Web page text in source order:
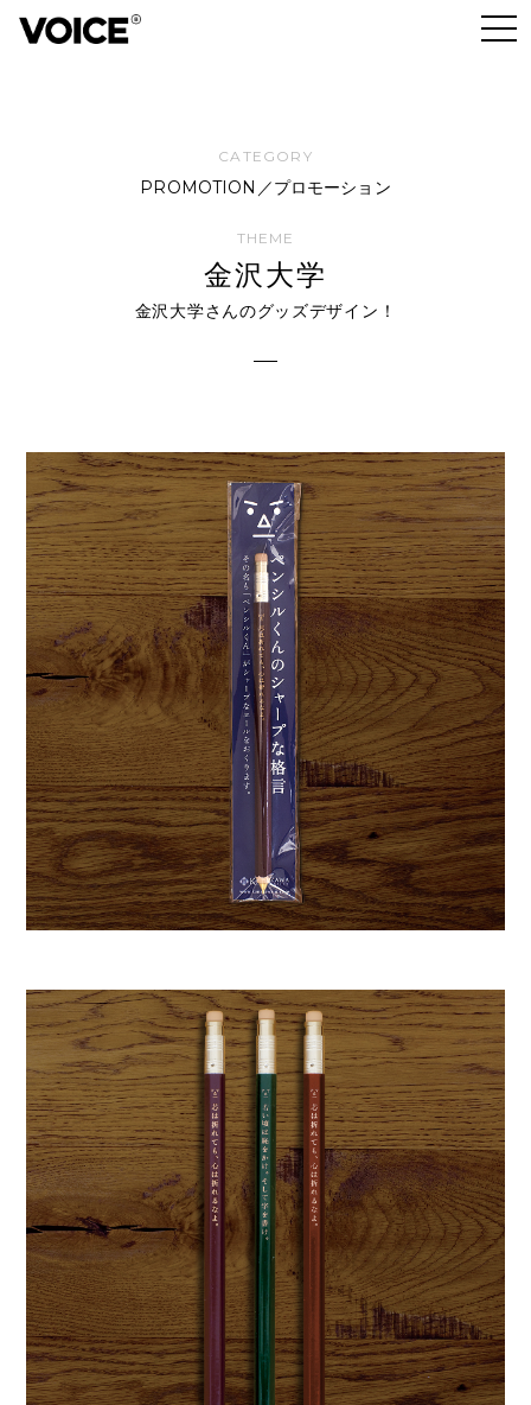
PROMOTION／プロモーション
金沢大学
金沢大学さんのグッズデザイン！